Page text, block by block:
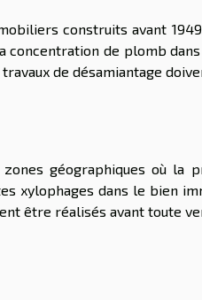
construits avant
de plomb
de désamiantage
géographiques où la
xylophages dans le bien
être réalisés avant toute